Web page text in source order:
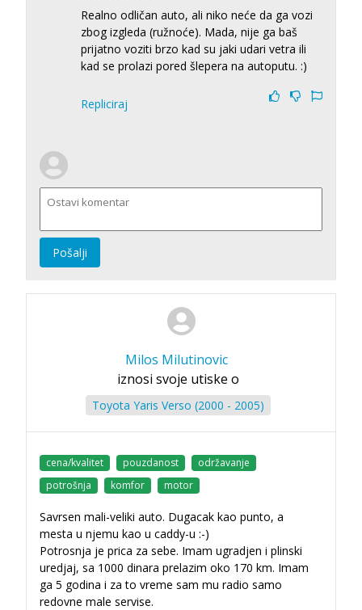
Realno odličan auto, ali niko neće da ga vozi
zbog izgleda (ružnoće). Mada, nije ga baš
prijatno voziti brzo kad su jaki udari vetra ili
kad se prolazi pored šlepera na autoputu. :)
Repliciraj
Pošalji
Milos Milutinovic
iznosi svoje utiske o
Toyota Yaris Verso (2000 - 2005)
cena/kvalitet pouzdanost
održavanje
potrošnja
komfor motor
Savrsen mali-veliki auto. Dugacak kao punto, a
mesta u njemu kao u caddy-u :-)
Potrosnja je prica za sebe. Imam ugradjen i plinski
uredjaj, sa 1000 dinara prelazim oko 170 km. Imam
ga 5 godina i za to vreme sam mu radio samo
redovne male servise.